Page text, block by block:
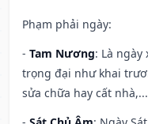
Phạm phải ngày:
- Tam Nương: Là ngày
trọng đại như khai
sửa chữa hay cất nhà,...